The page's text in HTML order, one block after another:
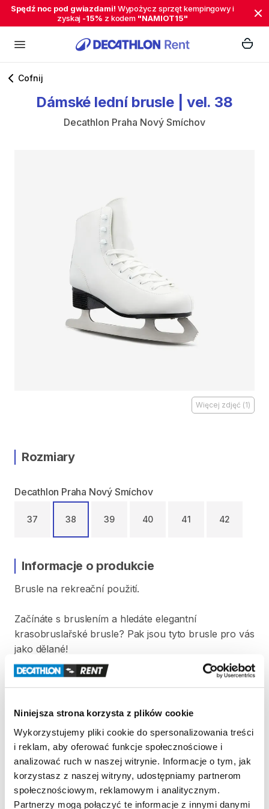
Niniejsza strona korzysta z plików cookie
Wykorzystujemy pliki cookie do spersonalizowania treści
i reklam, aby oferować funkcje społecznościowe i
analizować ruch w naszej witrynie. Informacje o tym, jak
korzystasz z naszej witryny, udostępniamy partnerom
społecznościowym, reklamowym i analitycznym.
Partnerzy mogą połączyć te informacje z innymi danymi
Spędź noc pod gwiazdami! Wypożycz sprzęt kempingowy i
zyskaj -15% z kodem "NAMIOT15"
Cofnij
Dámské lední brusle vel. 38
Decathlon Praha Nový Smíchov
Więcej zdjęć (1)
Rozmiary
Decathlon Praha Nový Smíchov
37 38 39 40 41 42
Informacje o produkcie
Brusle na rekreační použití.
Začínáte s bruslením a hledáte elegantní
krasobruslařské brusle? Pak jsou tyto brusle pro vás
jako dělané!
Velikost bruslí je 38. jsou boty
Zasady wypożyczenia
REGULAMIN